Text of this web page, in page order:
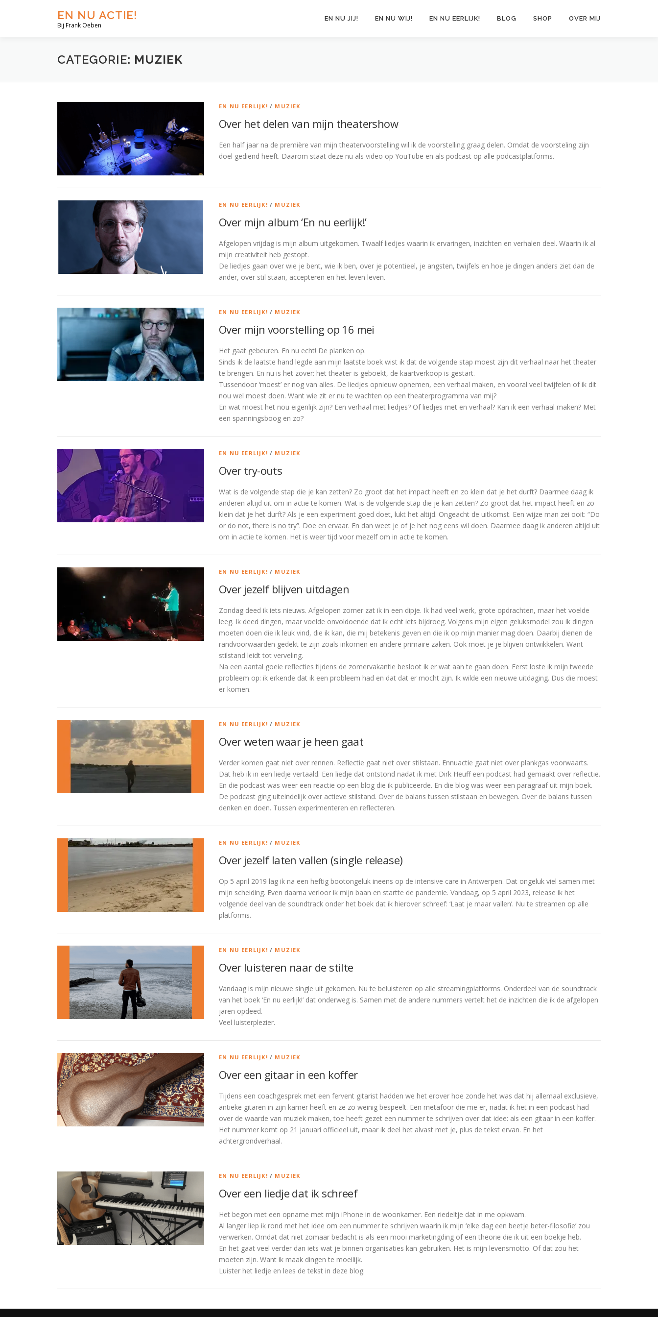
EN NU ACTIE!
Bij Frank Oeben
EN NU JIJ! EN NU WIJ! EN NU EERLIJK! BLOG SHOP OVER MIJ
CATEGORIE: MUZIEK
EN NU EERLIJK! / MUZIEK
Over het delen van mijn theatershow
Een half jaar na de première van mijn theatervoorstelling wil ik de voorstelling graag delen. Omdat de voorsteling zijn
doel gediend heeft. Daarom staat deze nu als video op YouTube en als podcast op alle podcastplatforms.
EN NU EERLIJK! / MUZIEK
Over mijn album ‘En nu eerlijk!’
Afgelopen vrijdag is mijn album uitgekomen. Twaalf liedjes waarin ik ervaringen, inzichten en verhalen deel. Waarin ik al
mijn creativiteit heb gestopt.
De liedjes gaan over wie je bent, wie ik ben, over je potentieel, je angsten, twijfels en hoe je dingen anders ziet dan de
ander, over stil staan, accepteren en het leven leven.
EN NU EERLIJK! / MUZIEK
Over mijn voorstelling op 16 mei
Het gaat gebeuren. En nu echt! De planken op.
Sinds ik de laatste hand legde aan mijn laatste boek wist ik dat de volgende stap moest zijn dit verhaal naar het theater
te brengen. En nu is het zover: het theater is geboekt, de kaartverkoop is gestart.
Tussendoor ‘moest’ er nog van alles. De liedjes opnieuw opnemen, een verhaal maken, en vooral veel twijfelen of ik dit
nou wel moest doen. Want wie zit er nu te wachten op een theaterprogramma van mij?
En wat moest het nou eigenlijk zijn? Een verhaal met liedjes? Of liedjes met en verhaal? Kan ik een verhaal maken? Met
een spanningsboog en zo?
EN NU EERLIJK! / MUZIEK
Over try-outs
Wat is de volgende stap die je kan zetten? Zo groot dat het impact heeft en zo klein dat je het durft? Daarmee daag ik
anderen altijd uit om in actie te komen. Wat is de volgende stap die je kan zetten? Zo groot dat het impact heeft en zo
klein dat je het durft? Als je een experiment goed doet, lukt het altijd. Ongeacht de uitkomst. Een wijze man zei ooit: “Do
or do not, there is no try”. Doe en ervaar. En dan weet je of je het nog eens wil doen. Daarmee daag ik anderen altijd uit
om in actie te komen. Het is weer tijd voor mezelf om in actie te komen.
EN NU EERLIJK! / MUZIEK
Over jezelf blijven uitdagen
Zondag deed ik iets nieuws. Afgelopen zomer zat ik in een dipje. Ik had veel werk, grote opdrachten, maar het voelde
leeg. Ik deed dingen, maar voelde onvoldoende dat ik echt iets bijdroeg. Volgens mijn eigen geluksmodel zou ik dingen
moeten doen die ik leuk vind, die ik kan, die mij betekenis geven en die ik op mijn manier mag doen. Daarbij dienen de
randvoorwaarden gedekt te zijn zoals inkomen en andere primaire zaken. Ook moet je je blijven ontwikkelen. Want
stilstand leidt tot verveling.
Na een aantal goeie reflecties tijdens de zomervakantie besloot ik er wat aan te gaan doen. Eerst loste ik mijn tweede
probleem op: ik erkende dat ik een probleem had en dat dat er mocht zijn. Ik wilde een nieuwe uitdaging. Dus die moest
er komen.
EN NU EERLIJK! / MUZIEK
Over weten waar je heen gaat
Verder komen gaat niet over rennen. Reflectie gaat niet over stilstaan. Ennuactie gaat niet over plankgas voorwaarts.
Dat heb ik in een liedje vertaald. Een liedje dat ontstond nadat ik met Dirk Heuff een podcast had gemaakt over reflectie.
En die podcast was weer een reactie op een blog die ik publiceerde. En die blog was weer een paragraaf uit mijn boek.
De podcast ging uiteindelijk over actieve stilstand. Over de balans tussen stilstaan en bewegen. Over de balans tussen
denken en doen. Tussen experimenteren en reflecteren.
EN NU EERLIJK! / MUZIEK
Over jezelf laten vallen (single release)
Op 5 april 2019 lag ik na een heftig bootongeluk ineens op de intensive care in Antwerpen. Dat ongeluk viel samen met
mijn scheiding. Even daarna verloor ik mijn baan en startte de pandemie. Vandaag, op 5 april 2023, release ik het
volgende deel van de soundtrack onder het boek dat ik hierover schreef: ‘Laat je maar vallen’. Nu te streamen op alle
platforms.
EN NU EERLIJK! / MUZIEK
Over luisteren naar de stilte
Vandaag is mijn nieuwe single uit gekomen. Nu te beluisteren op alle streamingplatforms. Onderdeel van de soundtrack
van het boek ‘En nu eerlijk!’ dat onderweg is. Samen met de andere nummers vertelt het de inzichten die ik de afgelopen
jaren opdeed.
Veel luisterplezier.
EN NU EERLIJK! / MUZIEK
Over een gitaar in een koffer
Tijdens een coachgesprek met een fervent gitarist hadden we het erover hoe zonde het was dat hij allemaal exclusieve,
antieke gitaren in zijn kamer heeft en ze zo weinig bespeelt. Een metafoor die me er, nadat ik het in een podcast had
over de waarde van muziek maken, toe heeft gezet een nummer te schrijven over dat idee: als een gitaar in een koffer.
Het nummer komt op 21 januari officieel uit, maar ik deel het alvast met je, plus de tekst ervan. En het
achtergrondverhaal.
EN NU EERLIJK! / MUZIEK
Over een liedje dat ik schreef
Het begon met een opname met mijn iPhone in de woonkamer. Een riedeltje dat in me opkwam.
Al langer liep ik rond met het idee om een nummer te schrijven waarin ik mijn ‘elke dag een beetje beter-filosofie’ zou
verwerken. Omdat dat niet zomaar bedacht is als een mooi marketingding of een theorie die ik uit een boekje heb.
En het gaat veel verder dan iets wat je binnen organisaties kan gebruiken. Het is mijn levensmotto. Of dat zou het
moeten zijn. Want ik maak dingen te moeilijk.
Luister het liedje en lees de tekst in deze blog.